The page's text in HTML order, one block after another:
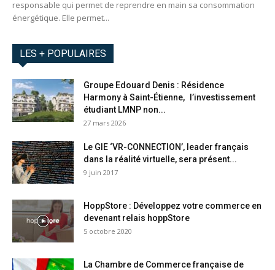
responsable qui permet de reprendre en main sa consommation
énergétique. Elle permet...
LES + POPULAIRES
Groupe Edouard Denis : Résidence
Harmony à Saint-Étienne, l’investissement
étudiant LMNP non...
27 mars 2026
Le GIE ‘VR-CONNECTION’, leader français
dans la réalité virtuelle, sera présent...
9 juin 2017
HoppStore : Développez votre commerce en
devenant relais hoppStore
5 octobre 2020
La Chambre de Commerce française de